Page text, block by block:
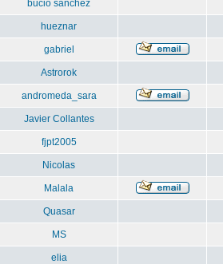
bucio sanchez
hueznar
gabriel
Astrorok
andromeda_sara
Javier Collantes
fjpt2005
Nicolas
Malala
Quasar
MS
elia